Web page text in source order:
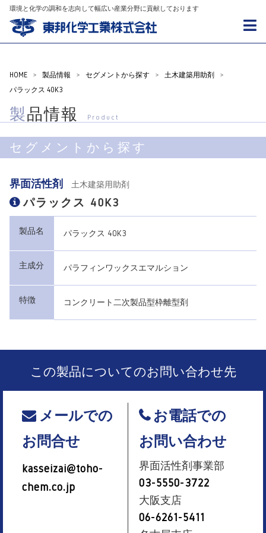
環境と化学の調和を志向して幅広い産業分野に貢献しております
HOME > 製品情報 > セグメントから探す > 土木建築用助剤
>
パラックス 40K3
製品情報 Product
セグメントから探す
界面活性剤 土木建築用助剤
パラックス 40K3
製品名 パラックス 40K3
主成分 パラフィンワックスエマルション
特徴 コンクリート二次製品型枠離型剤
この製品についてのお問い合わせ先
メールでの
お問合せ
kasseizai@toho-
chem.co.jp
お電話での
お問い合わせ
界面活性剤事業部
03-5550-3722
大阪支店
06-6261-5411